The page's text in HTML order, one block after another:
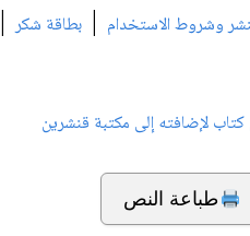
وشروط الاستخدام | بطاقة شكر|
كتاب لإضافته إلى مكتبة قنشرين
طباعة النص